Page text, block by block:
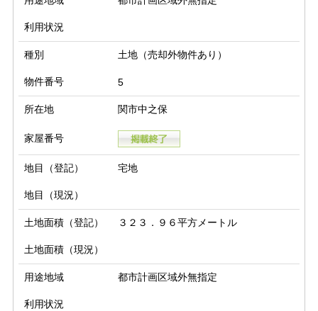
利用状況
種別 土地（売却外物件あり）
物件番号 5
所在地 関市中之保
家屋番号
地目（登記） 宅地
地目（現況）
土地面積（登記） ３２３．９６平方メートル
土地面積（現況）
用途地域 都市計画区域外無指定
利用状況